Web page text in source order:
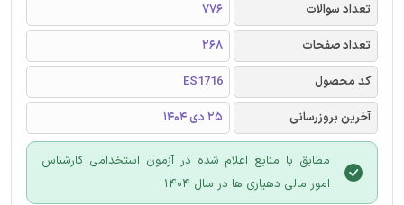
تعداد سوالات
776
تعداد صفحات
268
کد محصول
ES1716
آخرین بروزرسانی
25 دی 1404
مطابق با منابع اعلام شده در آزمون استخدامی کارشناس
امور مالی دهیاری ها در سال 1404